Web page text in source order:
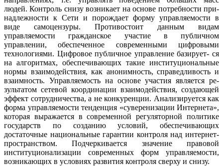
людей. Контроль снизу возникает на основе потребности при-
надлежности к Сети и порождает форму управляемости в
виде самоцензуры. Противостоит данным видам
управляемости гражданское участие в публичном
управлении, обеспеченное современными цифровыми
технологиями. Цифровое публичное управление базирует- ся
на алгоритмах, обеспечивающих такие институциональные
нормы взаимодействия, как анонимность, справедливость и
взаимность. Управляемость на основе участия является ре-
зультатом сетевой координации взаимодействия, создающей
эффект сотрудничества, а не конкуренции. Анализируется как
форма управляемости тенденция «суверенизации Интернета»,
которая выражается в современной регуляторной политике
государств по созданию условий, обеспечивающих
достаточные национальные гарантии контроля над интернет-
пространством. Подчеркивается значение правовой
институционализации современных форм управляемости,
возникающих в условиях развития контроля сверху и снизу.